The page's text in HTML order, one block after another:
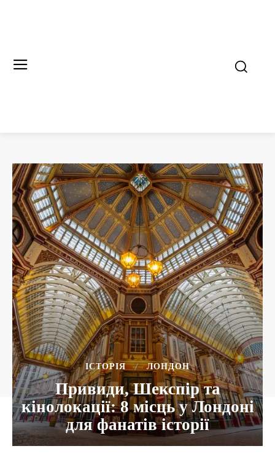
ІСТОРІЯ ЛОНДОН
Привиди, Шекспір та
кінолокації: 8 місць у Лондоні
для фанатів історії